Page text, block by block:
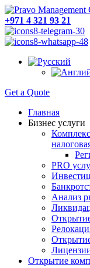
+971 4 321 93 21
Get a Quote
Главная
Бизнес услуги
PRO
Анализ
Открытие